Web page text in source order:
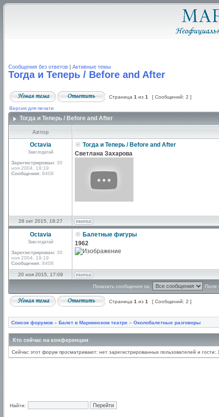
Сообщения без ответов | Активные темы
Тогда и Теперь / Before and After
Страница 1 из 1 [ Сообщений: 2 ]
Версия для печати
Тогда и Теперь / Before and After
Автор
Octavia
Завсегдатай
Зарегистрирован: 30
ноя 2004, 19:19
Сообщения: 8408
Тогда и Теперь / Before and After
Светлана Захаровa
28 окт 2015, 18:27
Octavia
Завсегдатай
Зарегистрирован: 30
ноя 2004, 19:19
Сообщения: 8408
Балетные фигуры
1962
20 ноя 2015, 17:09
Показать сообщения за: Поле
Страница 1 из 1 [ Сообщений: 2 ]
Список форумов » Балет в Мариинском театре » Околобалетные разговоры
Кто сейчас на конференции
Сейчас этот форум просматривают: нет зарегистрированных пользователей и гости:
Найти: